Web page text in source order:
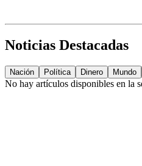
Noticias Destacadas
Nación Política Dinero Mundo
No hay artículos disponibles en la